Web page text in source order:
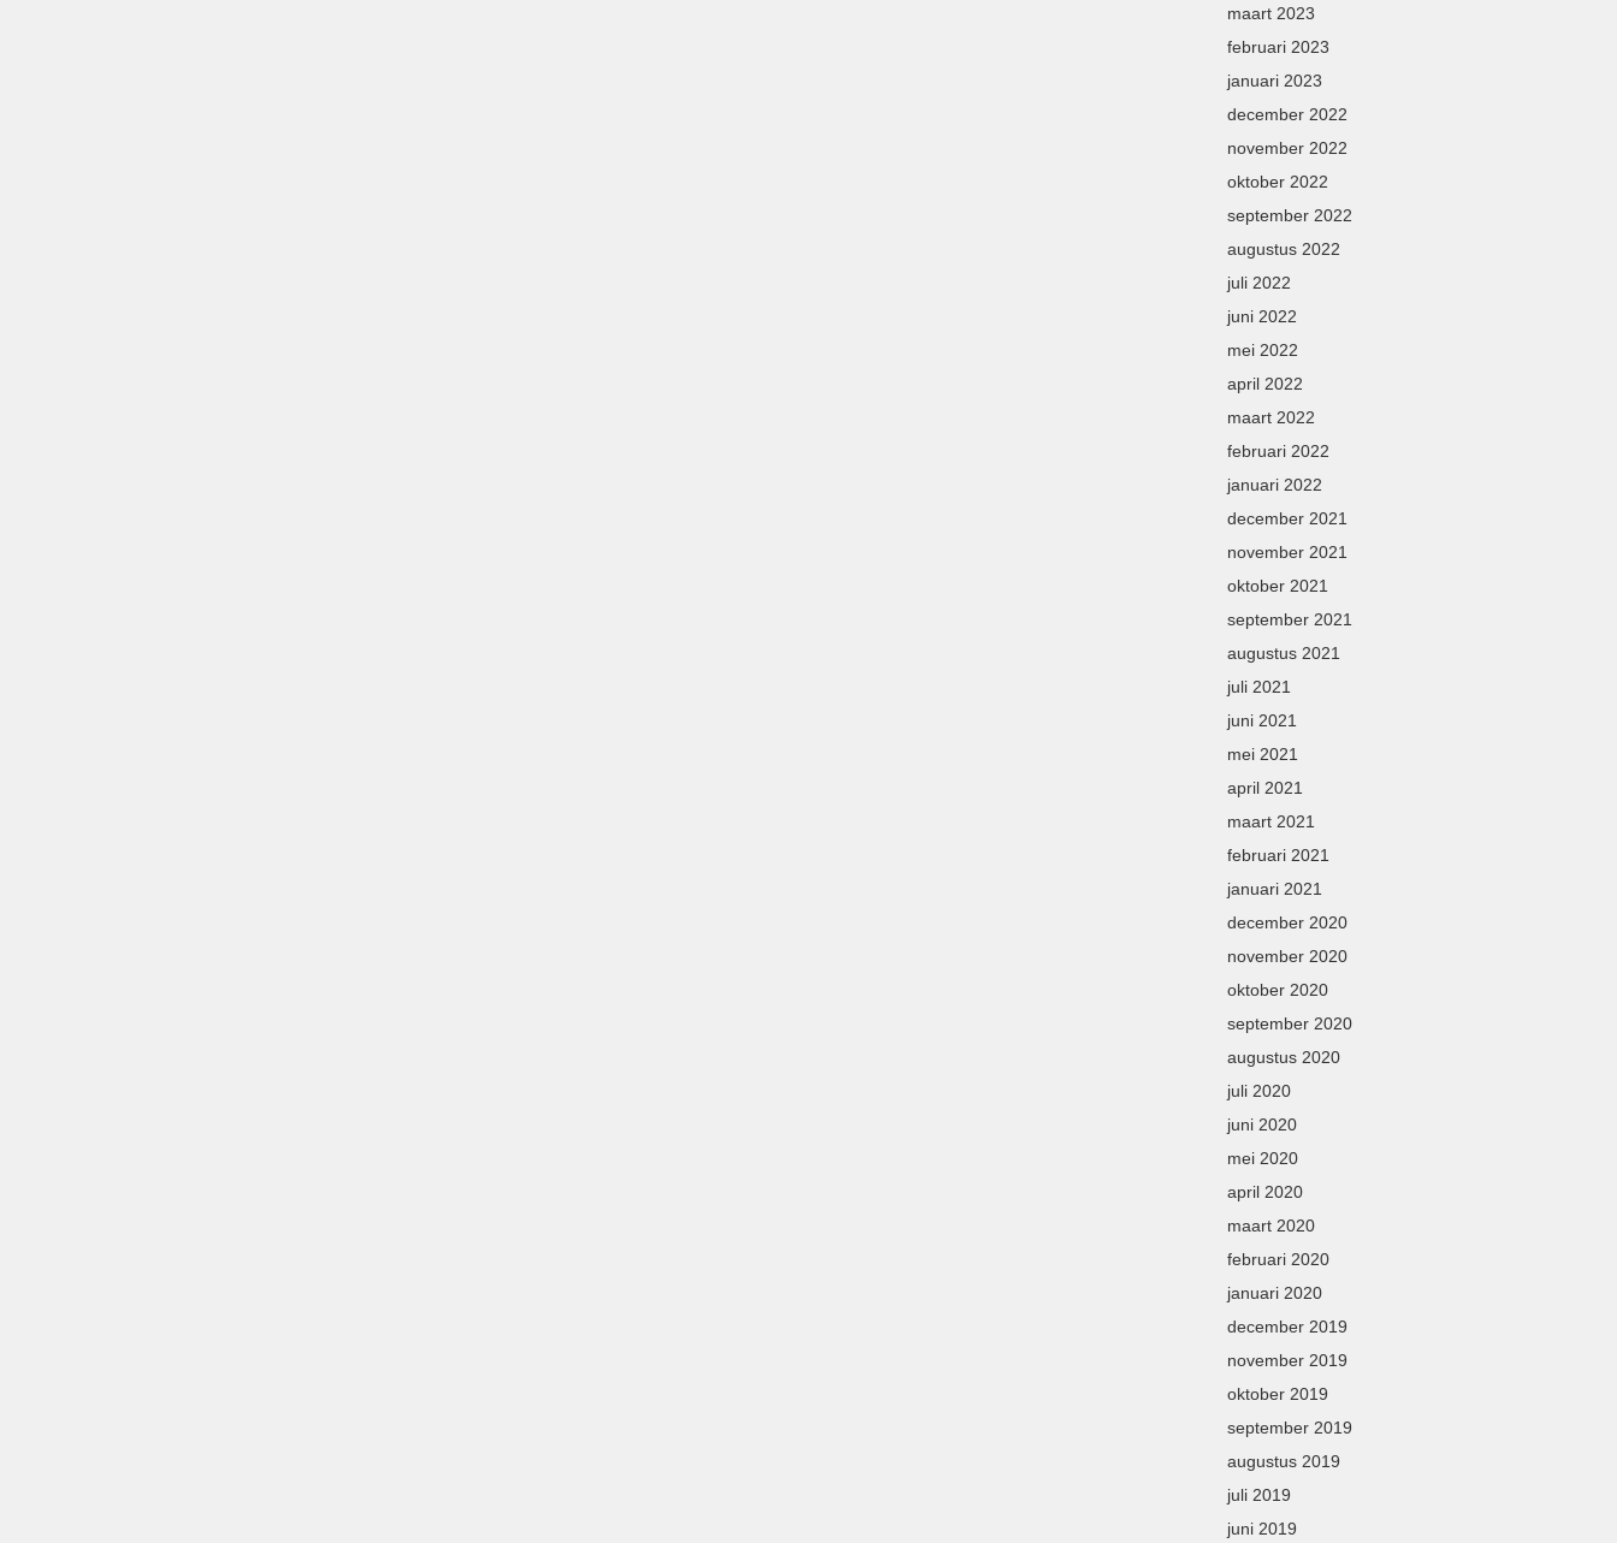
maart 2023
februari 2023
januari 2023
december 2022
november 2022
oktober 2022
september 2022
augustus 2022
juli 2022
juni 2022
mei 2022
april 2022
maart 2022
februari 2022
januari 2022
december 2021
november 2021
oktober 2021
september 2021
augustus 2021
juli 2021
juni 2021
mei 2021
april 2021
maart 2021
februari 2021
januari 2021
december 2020
november 2020
oktober 2020
september 2020
augustus 2020
juli 2020
juni 2020
mei 2020
april 2020
maart 2020
februari 2020
januari 2020
december 2019
november 2019
oktober 2019
september 2019
augustus 2019
juli 2019
juni 2019